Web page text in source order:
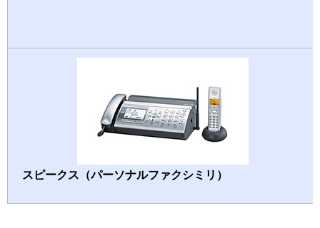
スピークス（パーソナルファクシミリ）